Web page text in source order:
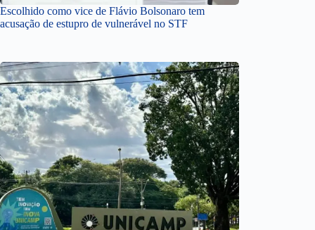
Escolhido como vice de Flávio Bolsonaro tem
acusação de estupro de vulnerável no STF